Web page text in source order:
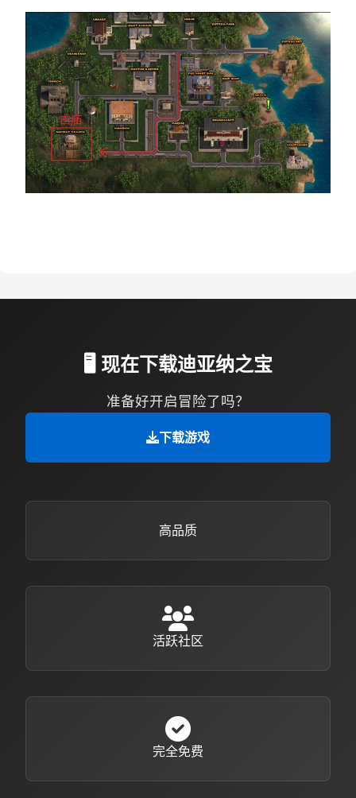
🖥️ 现在下载迪亚纳之宝
准备好开启冒险了吗？
下载游戏
高品质
活跃社区
完全免费